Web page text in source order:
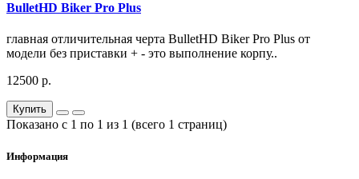
BulletHD Biker Pro Plus
главная отличительная черта BulletHD Biker Pro Plus от
модели без приставки + - это выполнение корпу..
12500 р.
Купить
Показано с 1 по 1 из 1 (всего 1 страниц)
Информация